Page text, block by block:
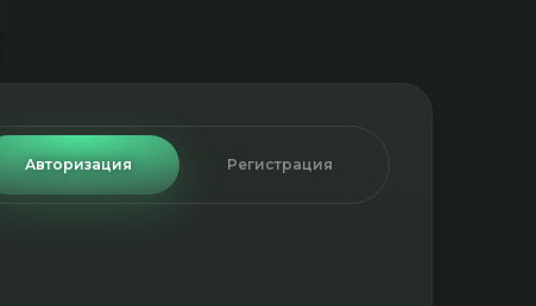
Авторизация Регистрация